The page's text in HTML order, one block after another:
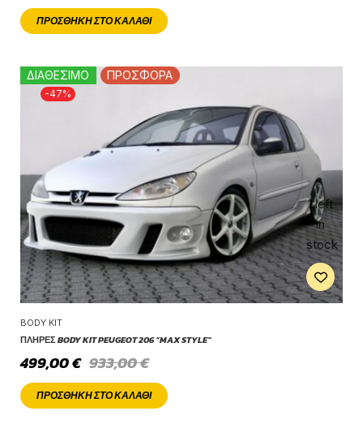
ΠΡΟΣΘΉΚΗ ΣΤΟ ΚΑΛΆΘΙ
-47%
ΔΙΑΘΕΣΙΜΟ ΠΡΟΣΦΟΡΑ
1 left
in
stock
BODY KIT
ΠΛΉΡΕΣ BODY KIT PEUGEOT 206 “MAX STYLE”
933,00€
499,00€
ΠΡΟΣΘΉΚΗ ΣΤΟ ΚΑΛΆΘΙ